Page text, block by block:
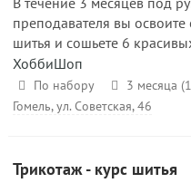
преподавателя вы
шитья и сошьете 6
ХоббиШоп
По набору
3 месяца
Гомель, ул. Советская, 46
Трикотаж - курс шитья